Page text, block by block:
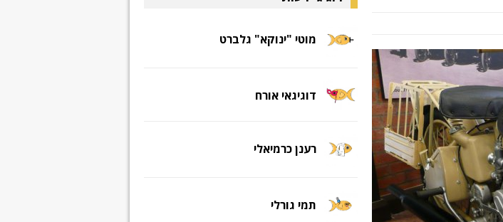
מוטי "ינוקא" גלברט
דוגיגאי אורח
רענן כרמיאלי
תמי גורלי